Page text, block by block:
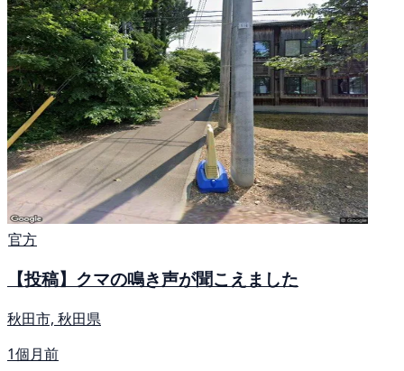
官方
【投稿】クマの鳴き声が聞こえました
秋田市, 秋田県
1個月前